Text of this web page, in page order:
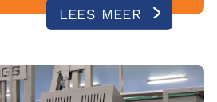
LEES MEER